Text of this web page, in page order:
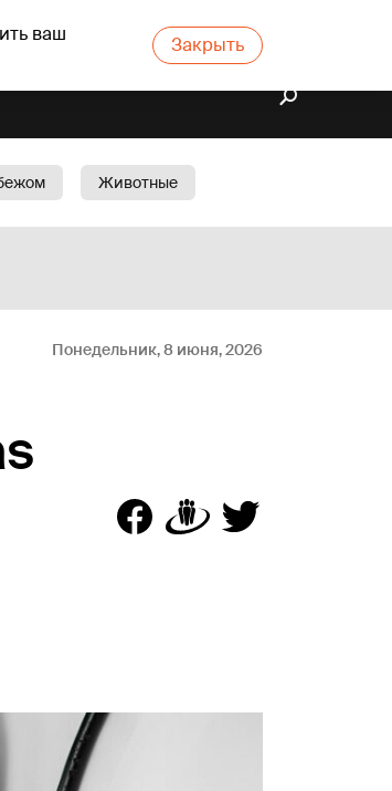
ваш
Закрыть
Животные
Понедельник, 8 июня, 2026